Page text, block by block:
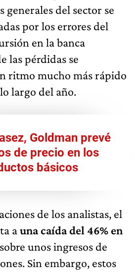
generales del sector se
por los errores del
en la banca
las pérdidas se
ritmo mucho más rápido
largo del año.
Goldman prevé
de precio en los
básicos
de los analistas, el
auna caída del 46% en
unos ingresos de
Sin embargo, estos